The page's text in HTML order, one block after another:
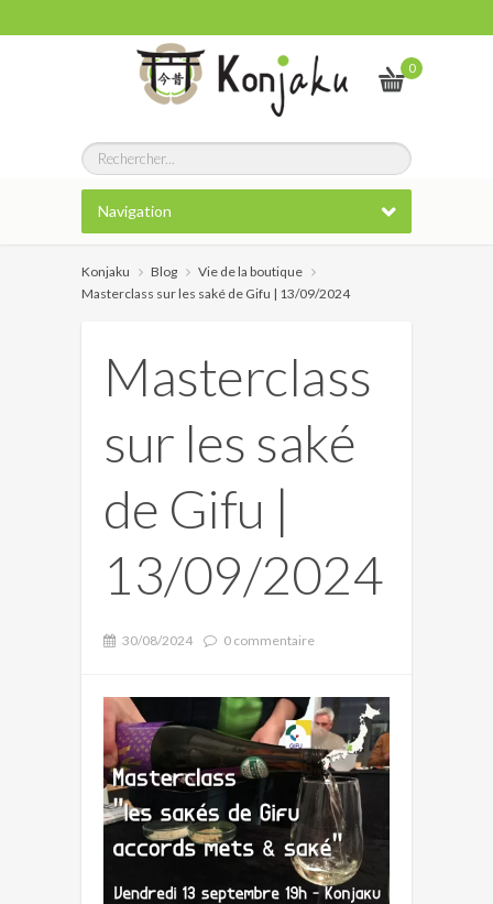
0
Navigation
Konjaku Blog
Vie de la boutique
Masterclass sur les saké de Gifu | 13/09/2024
Masterclass
sur les saké
de Gifu |
13/09/2024
30/08/2024 0 commentaire